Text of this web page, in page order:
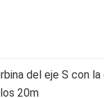
del eje S con la
20m